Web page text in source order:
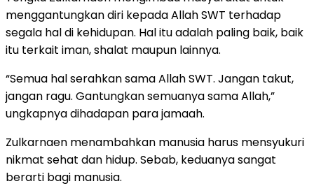
menggantungkan diri kepada Allah SWT terhadap
segala hal di kehidupan. Hal itu adalah paling baik, baik
itu terkait iman, shalat maupun lainnya.
“Semua hal serahkan sama Allah SWT. Jangan takut,
jangan ragu. Gantungkan semuanya sama Allah,”
ungkapnya dihadapan para jamaah.
Zulkarnaen menambahkan manusia harus mensyukuri
nikmat sehat dan hidup. Sebab, keduanya sangat
berarti bagi manusia.